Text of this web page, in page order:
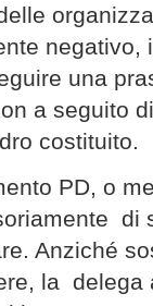
negativo,
una
a seguito
costituito.
PD, o
di
Anziché
la delega